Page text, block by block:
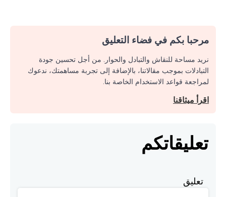
مرحبا بكم في فضاء التعليق
نريد مساحة للنقاش والتبادل والحوار. من أجل تحسين جودة
التبادلات بموجب مقالاتنا، بالإضافة إلى تجربة مساهمتك، ندعوك
لمراجعة قواعد الاستخدام الخاصة بنا.
اقرأ ميثاقنا
تعليقاتكم
تعليق